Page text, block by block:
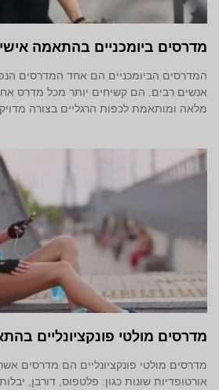
מדרסים ביומכניים בהתאמה
המדרסים הביומכניים הם אחד המדרסים
אנשים רבים. הם קשיחים יותר מכל מדרס
מלאה ומותאמת לכפות הרגליים בצורה
מדרסים מולטי פונקציונליים
מדרסים מולטי פונקציונליים הם מדרסים
אורטופדיות שונות כגון: פלטפוס, דורבן,